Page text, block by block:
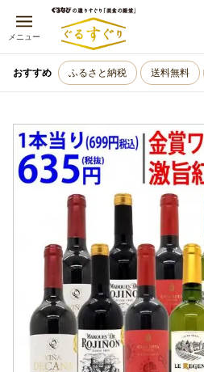
メニュー
おすすめ ふるさと納税 送料無料